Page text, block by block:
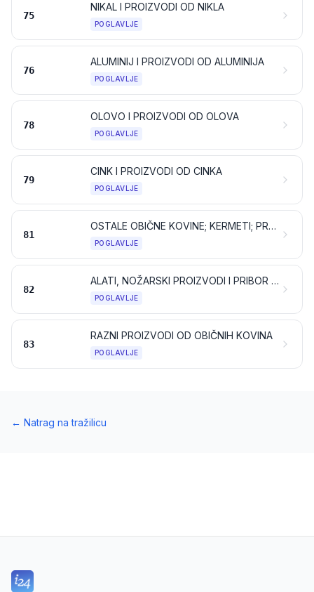
75
NIKAL I PROIZVODI OD NIKLA
POGLAVLJE
76
ALUMINIJ I PROIZVODI OD ALUMINIJA
POGLAVLJE
78
OLOVO I PROIZVODI OD OLOVA
POGLAVLJE
79
CINK I PROIZVODI OD CINKA
POGLAVLJE
81
OSTALE OBIČNE KOVINE; KERMETI; PROIZVODI OD NJIH
POGLAVLJE
82
ALATI, NOŽARSKI PROIZVODI I PRIBOR ZA JELO OD OBIČNIH KOVINA; NJIHOVI DIJELOVI OD OBIČNIH KOVINA
POGLAVLJE
83
RAZNI PROIZVODI OD OBIČNIH KOVINA
POGLAVLJE
← Natrag na tražilicu